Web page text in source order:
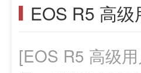
EOS R5 高
[EOS R5 高级